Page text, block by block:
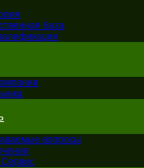
база
вопросы